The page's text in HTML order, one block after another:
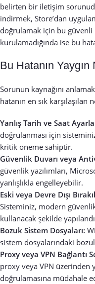
belirten bir iletişim
indirmek, Store’dan
doğrulamak için bu güvenli
kurulamadığında ise bu hata
Bu Hatanın Yaygın
Sorunun kaynağını
hatanın en sık karşılaşılan
Yanlış Tarih ve Saat
doğrulanması için
kritik öneme sahiptir.
Güvenlik Duvarı veya
güvenlik yazılımları,
yanlışlıkla engelleyebilir.
Eski veya Devre Dışı
Sisteminiz, modern
kullanacak şekilde
Bozuk Sistem Dosyaları:
sistem dosyalarındaki
Proxy veya VPN Bağlantı
proxy veya VPN
doğrulamasına müdahale